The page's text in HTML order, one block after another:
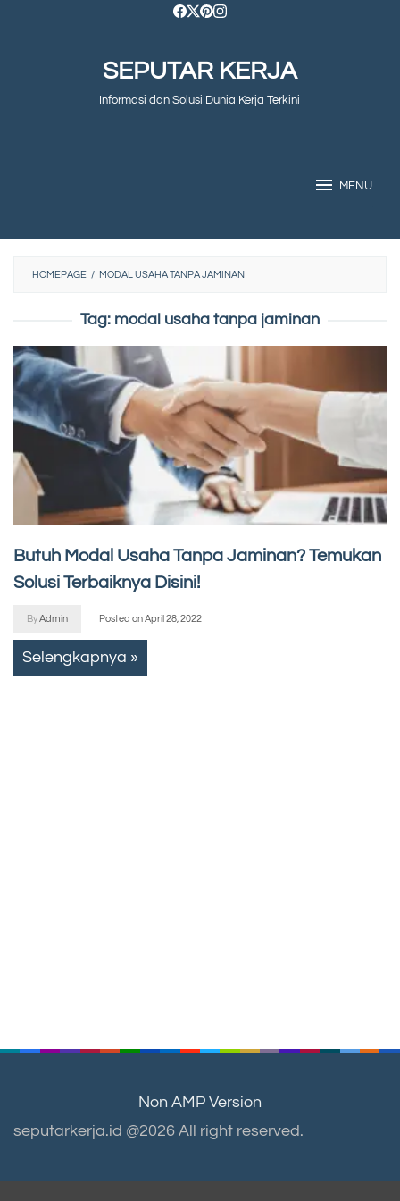
SEPUTAR KERJA
Informasi dan Solusi Dunia Kerja Terkini
MENU
HOMEPAGE / MODAL USAHA TANPA JAMINAN
Tag: modal usaha tanpa jaminan
Butuh Modal Usaha Tanpa Jaminan? Temukan
Solusi Terbaiknya Disini!
ByAdmin Posted onApril 28, 2022
Selengkapnya »
Non AMP Version
seputarkerja.id @2026 All right reserved.